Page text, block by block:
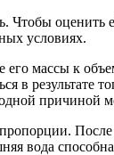
Чтобы
условиях.
массы к
в результате
причиной
вода